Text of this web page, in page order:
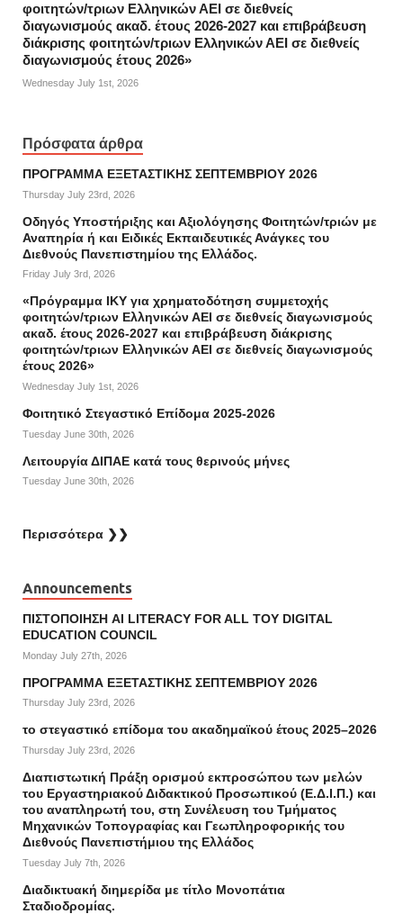
φοιτητών/τριων Ελληνικών ΑΕΙ σε διεθνείς
διαγωνισμούς ακαδ. έτους 2026-2027 και επιβράβευση
διάκρισης φοιτητών/τριων Ελληνικών ΑΕΙ σε διεθνείς
διαγωνισμούς έτους 2026»
Wednesday July 1st, 2026
Πρόσφατα άρθρα
ΠΡΟΓΡΑΜΜΑ ΕΞΕΤΑΣΤΙΚΗΣ ΣΕΠΤΕΜΒΡΙΟΥ 2026
Thursday July 23rd, 2026
Οδηγός Υποστήριξης και Αξιολόγησης Φοιτητών/τριών με
Αναπηρία ή και Ειδικές Εκπαιδευτικές Ανάγκες του
Διεθνούς Πανεπιστημίου της Ελλάδος.
Friday July 3rd, 2026
«Πρόγραμμα ΙΚΥ για χρηματοδότηση συμμετοχής
φοιτητών/τριων Ελληνικών ΑΕΙ σε διεθνείς διαγωνισμούς
ακαδ. έτους 2026-2027 και επιβράβευση διάκρισης
φοιτητών/τριων Ελληνικών ΑΕΙ σε διεθνείς διαγωνισμούς
έτους 2026»
Wednesday July 1st, 2026
Φοιτητικό Στεγαστικό Επίδομα 2025-2026
Tuesday June 30th, 2026
Λειτουργία ΔΙΠΑΕ κατά τους θερινούς μήνες
Tuesday June 30th, 2026
Περισσότερα ❯❯
Announcements
ΠΙΣΤΟΠΟΙΗΣΗ AI LITERACY FOR ALL ΤΟΥ DIGITAL
EDUCATION COUNCIL
Monday July 27th, 2026
ΠΡΟΓΡΑΜΜΑ ΕΞΕΤΑΣΤΙΚΗΣ ΣΕΠΤΕΜΒΡΙΟΥ 2026
Thursday July 23rd, 2026
το στεγαστικό επίδομα του ακαδημαϊκού έτους 2025–2026
Thursday July 23rd, 2026
Διαπιστωτική Πράξη ορισμού εκπροσώπου των μελών
του Εργαστηριακού Διδακτικού Προσωπικού (Ε.Δ.Ι.Π.) και
του αναπληρωτή του, στη Συνέλευση του Τμήματος
Μηχανικών Τοπογραφίας και Γεωπληροφορικής του
Διεθνούς Πανεπιστήμιου της Ελλάδος
Tuesday July 7th, 2026
Διαδικτυακή διημερίδα με τίτλο Μονοπάτια
Σταδιοδρομίας.